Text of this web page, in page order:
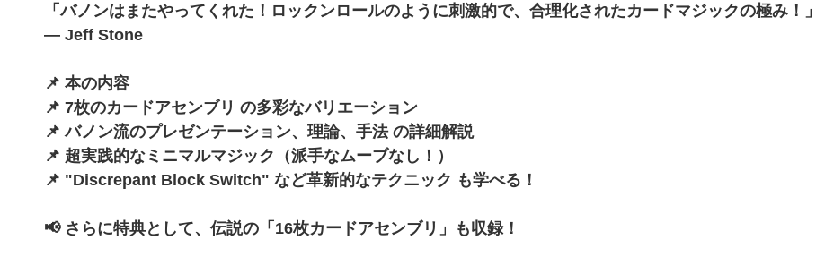
「バノンはまたやってくれた！ロックンロールのように刺激的で、合理化されたカードマジックの極み！」
— Jeff Stone
📌 本の内容
📌 7枚のカードアセンブリ の多彩なバリエーション
📌 バノン流のプレゼンテーション、理論、手法 の詳細解説
📌 超実践的なミニマルマジック（派手なムーブなし！）
📌 "Discrepant Block Switch" など革新的なテクニック も学べる！
📢 さらに特典として、伝説の「16枚カードアセンブリ」も収録！